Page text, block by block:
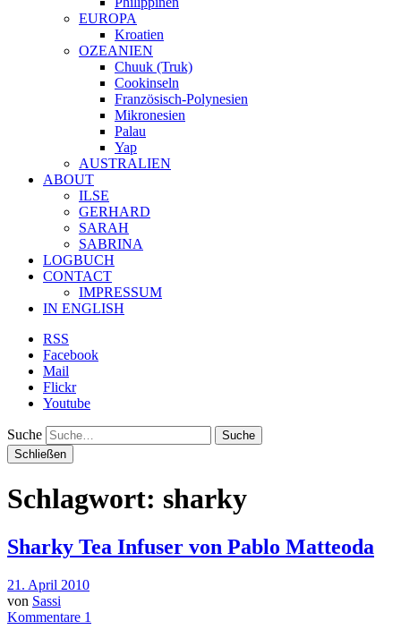
EUROPA
Kroatien
OZEANIEN
Chuuk (Truk)
Cookinseln
Französisch-Polynesien
Mikronesien
Palau
Yap
AUSTRALIEN
ABOUT
ILSE
GERHARD
SARAH
SABRINA
LOGBUCH
CONTACT
IMPRESSUM
IN ENGLISH
RSS
Facebook
Mail
Flickr
Youtube
Suche
Schließen
Schlagwort: sharky
Sharky Tea Infuser von Pablo Matteoda
21. April 2010
von Sassi
Kommentare 1